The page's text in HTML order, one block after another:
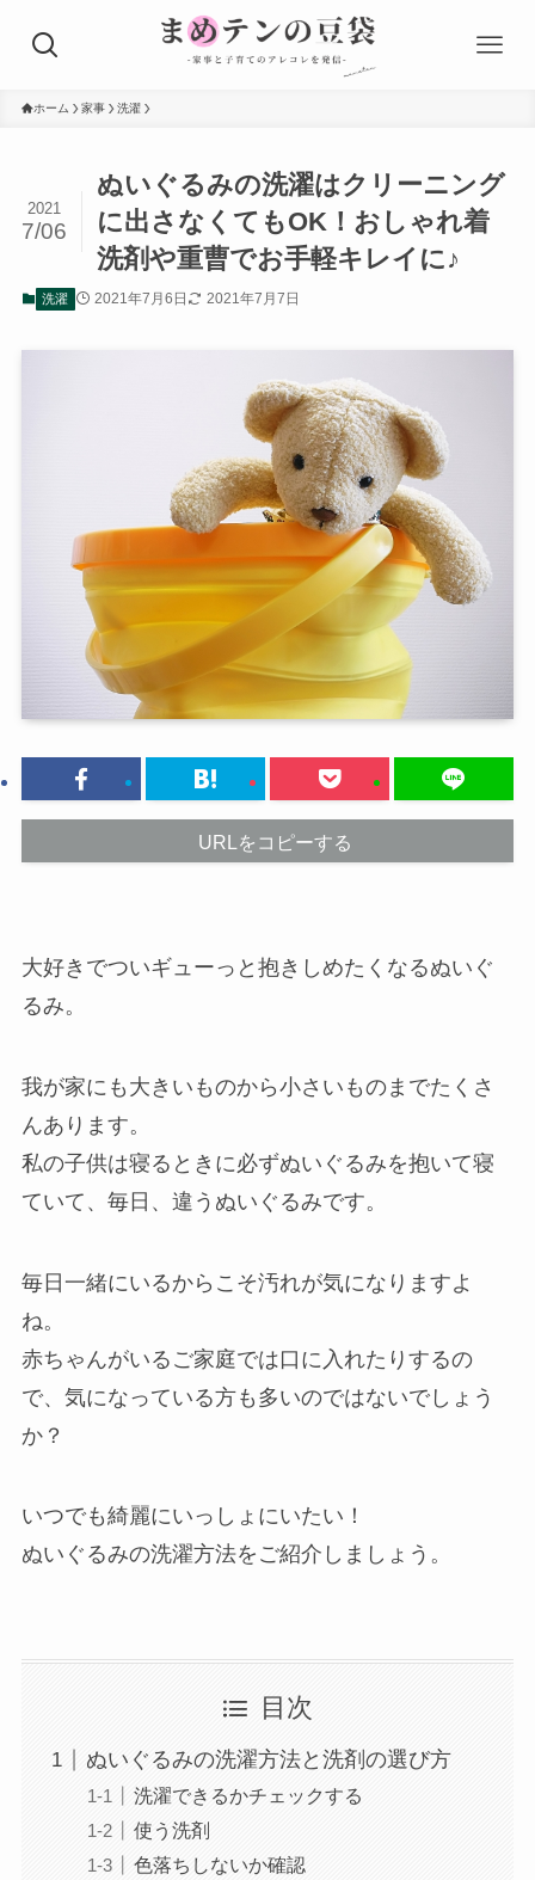
ホーム 家事 洗濯
ぬいぐるみの洗濯はクリーニング
に出さなくてもOK！おしゃれ着
洗剤や重曹でお手軽キレイに♪
2021
7/06
洗濯 2021年7月6日 2021年7月7日
URLをコピーする
大好きでついギューっと抱きしめたくなるぬいぐ
るみ。
我が家にも大きいものから小さいものまでたくさ
んあります。
私の子供は寝るときに必ずぬいぐるみを抱いて寝
ていて、毎日、違うぬいぐるみです。
毎日一緒にいるからこそ汚れが気になりますよ
ね。
赤ちゃんがいるご家庭では口に入れたりするの
で、気になっている方も多いのではないでしょう
か？
いつでも綺麗にいっしょにいたい！
ぬいぐるみの洗濯方法をご紹介しましょう。
目次
ぬいぐるみの洗濯方法と洗剤の選び方
洗濯できるかチェックする
使う洗剤
色落ちしないか確認